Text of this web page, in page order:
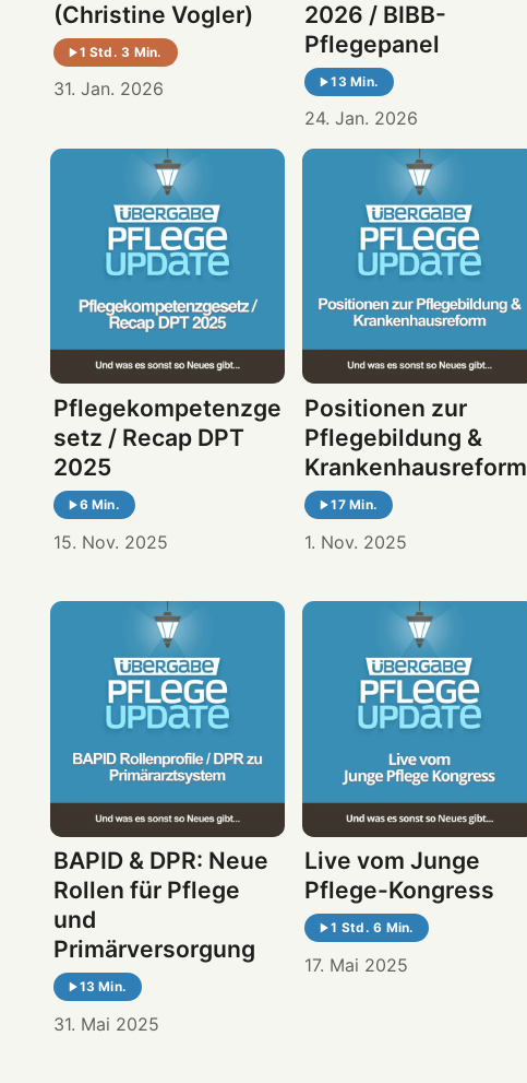
(Christine Vogler)
1 Std. 3 Min.
31. Jan. 2026
2026 / BIBB-
Pflegepanel
13 Min.
24. Jan. 2026
Pflegekompetenzge
setz / Recap DPT
2025
6 Min.
15. Nov. 2025
Positionen zur
Pflegebildung &
Krankenhausreform
17 Min.
1. Nov. 2025
BAPID & DPR: Neue
Rollen für Pflege
und
Primärversorgung
13 Min.
31. Mai 2025
Live vom Junge
Pflege-Kongress
1 Std. 6 Min.
17. Mai 2025